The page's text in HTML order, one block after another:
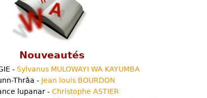
Nouveautés
- Sylvanus MULOWAYI WA KAYUMBA
Thrâa - Jean louis BOURDON
lupanar - Christophe ASTIER